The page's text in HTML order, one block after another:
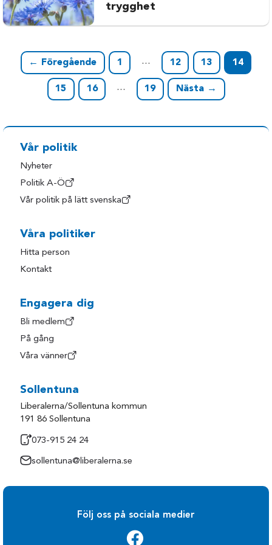
trygghet
← Föregående 1 … 12 13 14
15 16 … 19 Nästa →
Vår politik
Nyheter
Politik A-Ö
Vår politik på lätt svenska
Våra politiker
Hitta person
Kontakt
Engagera dig
Bli medlem
På gång
Våra vänner
Sollentuna
Liberalerna/Sollentuna kommun
191 86 Sollentuna
073-915 24 24
sollentuna@liberalerna.se
Följ oss på sociala medier